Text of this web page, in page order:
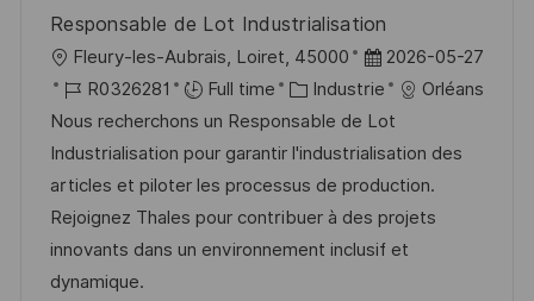
Responsable de Lot Industrialisation
o
c
a
l
i
s
a
Fleury-les-Aubrais, Loiret, 45000
D
a
t
e
d
’
a
2026-05-27
R
é
f
é
r
e
n
R0326281 Full time
C
a
t
é
g
o
Industrie
Orléans
Nous recherchons un Responsable de Lot
Industrialisation pour garantir l'industrialisation des
articles et piloter les processus de production.
Rejoignez Thales pour contribuer à des projets
innovants dans un environnement inclusif et
dynamique.